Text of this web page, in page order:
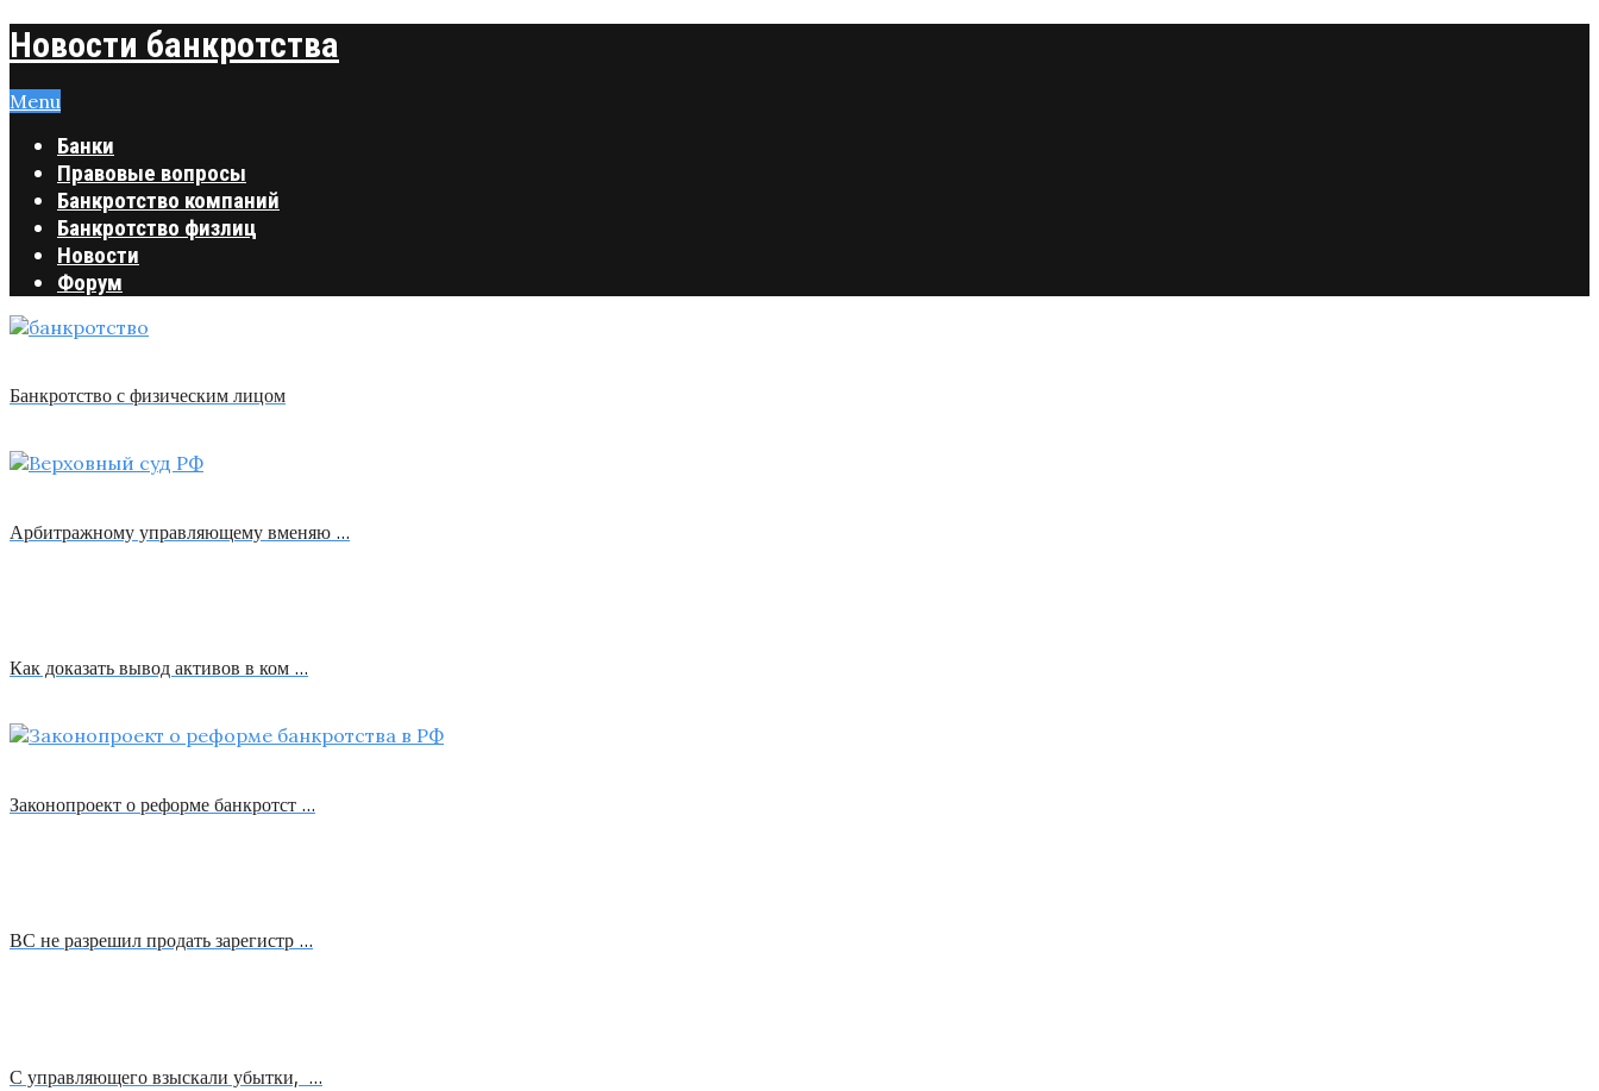
Новости банкротства
Menu
Банки
Правовые вопросы
Банкротство компаний
Банкротство физлиц
Новости
Форум
Банкротство с физическим лицом
Арбитражному управляющему вменяю …
Как доказать вывод активов в ком …
Законопроект о реформе банкротст …
ВС не разрешил продать зарегистр …
С управляющего взыскали убытки, …